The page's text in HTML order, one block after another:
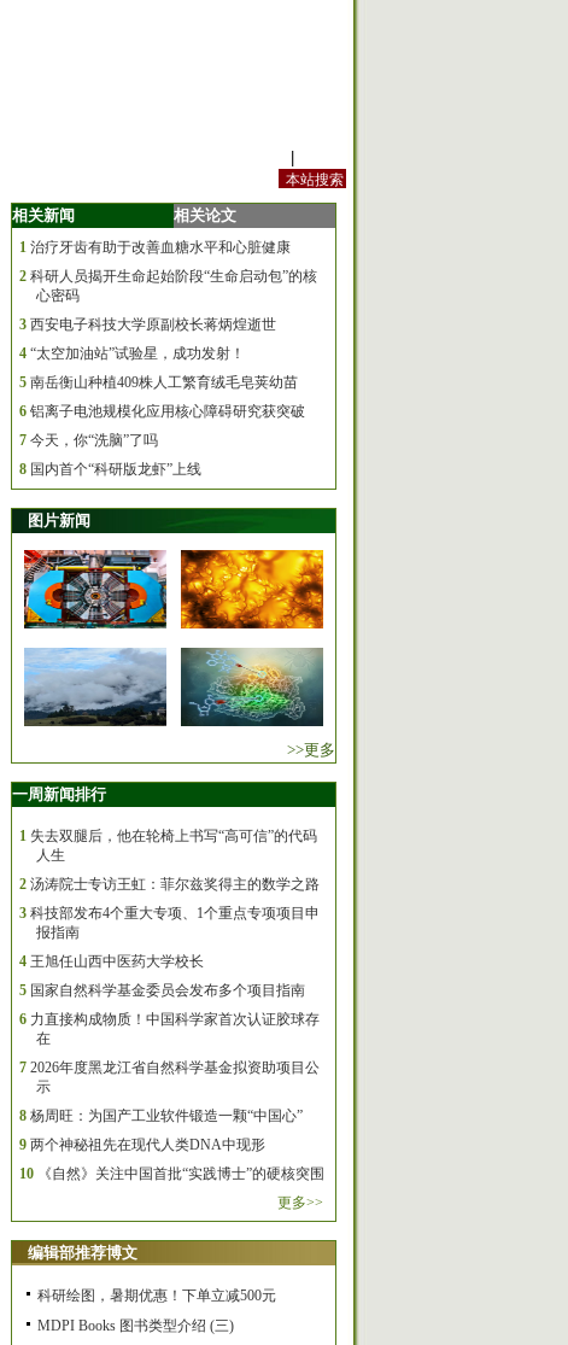
相关新闻 相关论文
1 治疗牙齿有助于改善血糖水平和心脏健康
2 科研人员揭开生命起始阶段“生命启动包”的核
心密码
3 西安电子科技大学原副校长蒋炳煌逝世
4 “太空加油站”试验星，成功发射！
5 南岳衡山种植409株人工繁育绒毛皂荚幼苗
6 铝离子电池规模化应用核心障碍研究获突破
7 今天，你“洗脑”了吗
8 国内首个“科研版龙虾”上线
图片新闻
>>更多
一周新闻排行
1 失去双腿后，他在轮椅上书写“高可信”的代码
人生
2 汤涛院士专访王虹：菲尔兹奖得主的数学之路
3 科技部发布4个重大专项、1个重点专项项目申
报指南
4 王旭任山西中医药大学校长
5 国家自然科学基金委员会发布多个项目指南
6 力直接构成物质！中国科学家首次认证胶球存
在
7 2026年度黑龙江省自然科学基金拟资助项目公
示
8 杨周旺：为国产工业软件锻造一颗“中国心”
9 两个神秘祖先在现代人类DNA中现形
10
《自然》关注中国首批“实践博士”的硬核突围
更多>>
编辑部推荐博文
科研绘图，暑期优惠！下单立减500元
MDPI Books 图书类型介绍 (三)